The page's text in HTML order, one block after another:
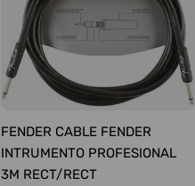
FENDER CABLE FENDER
INTRUMENTO PROFESIONAL
3M RECT/RECT